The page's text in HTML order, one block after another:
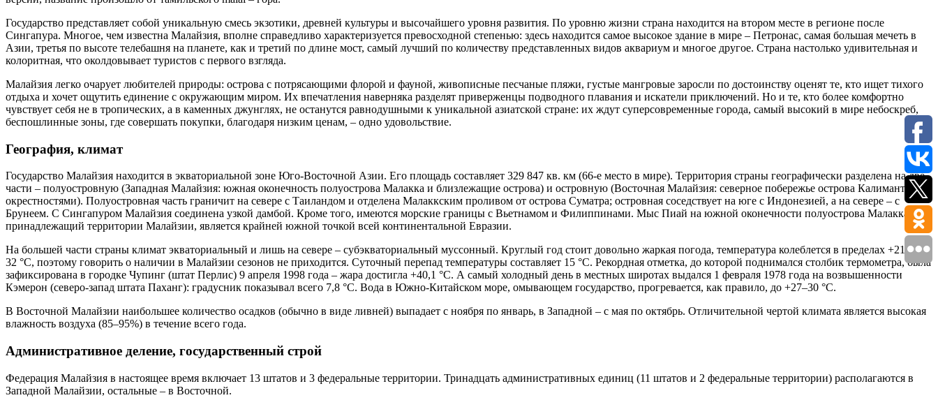
Государство представляет собой уникальную смесь экзотики, древней культуры и высочайшего уровня развития. По уровню жизни страна находится на втором месте в регионе после
Сингапура. Многое, чем известна Малайзия, вполне справедливо характеризуется превосходной степенью: здесь находится самое высокое здание в мире – Петронас, самая большая мечеть в
Азии, третья по высоте телебашня на планете, как и третий по длине мост, самый лучший по количеству представленных видов аквариум и многое другое. Страна настолько удивительная и
колоритная, что околдовывает туристов с первого взгляда.
Малайзия легко очарует любителей природы: острова с потрясающими флорой и фауной, живописные песчаные пляжи, густые мангровые заросли по достоинству оценят те, кто ищет тихого
отдыха и хочет ощутить единение с окружающим миром. Их впечатления наверняка разделят приверженцы подводного плавания и искатели приключений. Но и те, кто более комфортно
чувствует себя не в тропических, а в каменных джунглях, не останутся равнодушными к уникальной азиатской стране: их ждут суперсовременные города, самый высокий в мире небоскреб,
беспошлинные зоны, где совершать покупки, благодаря низким ценам, – одно удовольствие.
География, климат
Государство Малайзия находится в экваториальной зоне Юго-Восточной Азии. Его площадь составляет 329 847 кв. км (66-е место в мире). Территория страны географически разделена на две
части – полуостровную (Западная Малайзия: южная оконечность полуострова Малакка и близлежащие острова) и островную (Восточная Малайзия: северное побережье острова Калимантан с
окрестностями). Полуостровная часть граничит на севере с Таиландом и отделена Малаккским проливом от острова Суматра; островная соседствует на юге с Индонезией, а на севере – с
Брунеем. С Сингапуром Малайзия соединена узкой дамбой. Кроме того, имеются морские границы с Вьетнамом и Филиппинами. Мыс Пиай на южной оконечности полуострова Малакка,
принадлежащий территории Малайзии, является крайней южной точкой всей континентальной Евразии.
На большей части страны климат экваториальный и лишь на севере – субэкваториальный муссонный. Круглый год стоит довольно жаркая погода, температура колеблется в пределах +21–
32 °С, поэтому говорить о наличии в Малайзии сезонов не приходится. Суточный перепад температуры составляет 15 °С. Рекордная отметка, до которой поднимался столбик термометра, была
зафиксирована в городке Чупинг (штат Перлис) 9 апреля 1998 года – жара достигла +40,1 °С. А самый холодный день в местных широтах выдался 1 февраля 1978 года на возвышенности
Кэмерон (северо-запад штата Паханг): градусник показывал всего 7,8 °С. Вода в Южно-Китайском море, омывающем государство, прогревается, как правило, до +27–30 °C.
В Восточной Малайзии наибольшее количество осадков (обычно в виде ливней) выпадает с ноября по январь, в Западной – с мая по октябрь. Отличительной чертой климата является высокая
влажность воздуха (85–95%) в течение всего года.
Административное деление, государственный строй
Федерация Малайзия в настоящее время включает 13 штатов и 3 федеральные территории. Тринадцать административных единиц (11 штатов и 2 федеральные территории) располагаются в
Западной Малайзии, остальные – в Восточной.